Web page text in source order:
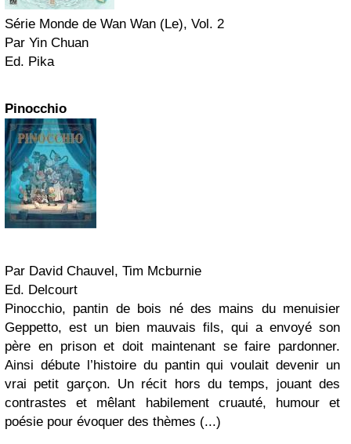
Série Monde de Wan Wan (Le), Vol. 2
Par Yin Chuan
Ed. Pika
Pinocchio
Par David Chauvel, Tim Mcburnie
Ed. Delcourt
Pinocchio, pantin de bois né des mains du menuisier
Geppetto, est un bien mauvais fils, qui a envoyé son
père en prison et doit maintenant se faire pardonner.
Ainsi débute l’histoire du pantin qui voulait devenir un
vrai petit garçon. Un récit hors du temps, jouant des
contrastes et mêlant habilement cruauté, humour et
poésie pour évoquer des thèmes (...)